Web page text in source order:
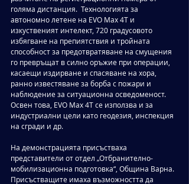
голяма дистанция.  Технологията за
автономно летене на EVO Max 4T и
изкуственият интелект, 720 градусовото
избягване на препиятствия и тройната
способност за предотвратяване на смущения
го превръщат в силно оръжие при операции,
касаещи издирване и спасяване на хора,
ранно известяване за борба с пожари и
наблюдение за ситуационна осведоменост.
Освен това, EVO Max 4T се използва и за
индустриални цели като геодезия, инспекция
на сгради и др.
На демонстрацията присъстваха
представители от отдел „Отбранително-
мобилизационна подготовка“, Община Варна.
Присъстващите имаха възможността да